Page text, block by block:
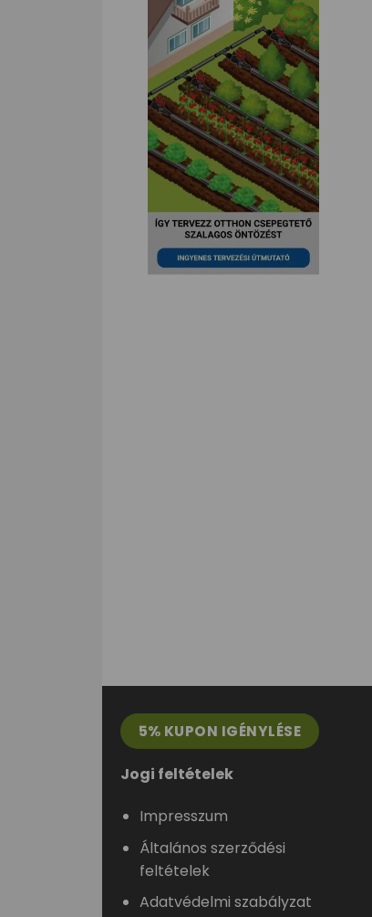
5% KUPON IGÉNYLÉSE
Jogi feltételek
Impresszum
Általános szerződési
feltételek
Adatvédelmi szabályzat